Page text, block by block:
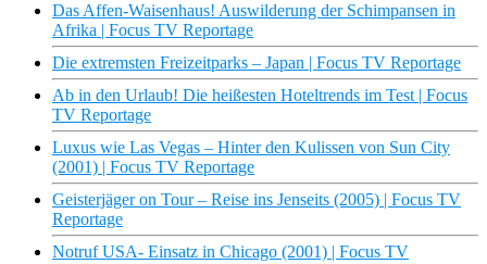
Das Affen-Waisenhaus! Auswilderung der Schimpansen in
Afrika | Focus TV Reportage
Die extremsten Freizeitparks – Japan | Focus TV Reportage
Ab in den Urlaub! Die heißesten Hoteltrends im Test | Focus
TV Reportage
Luxus wie Las Vegas – Hinter den Kulissen von Sun City
(2001) | Focus TV Reportage
Geisterjäger on Tour – Reise ins Jenseits (2005) | Focus TV
Reportage
Notruf USA- Einsatz in Chicago (2001) | Focus TV